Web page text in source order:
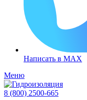
Написать в MAX
Меню
8 (800) 2500-665